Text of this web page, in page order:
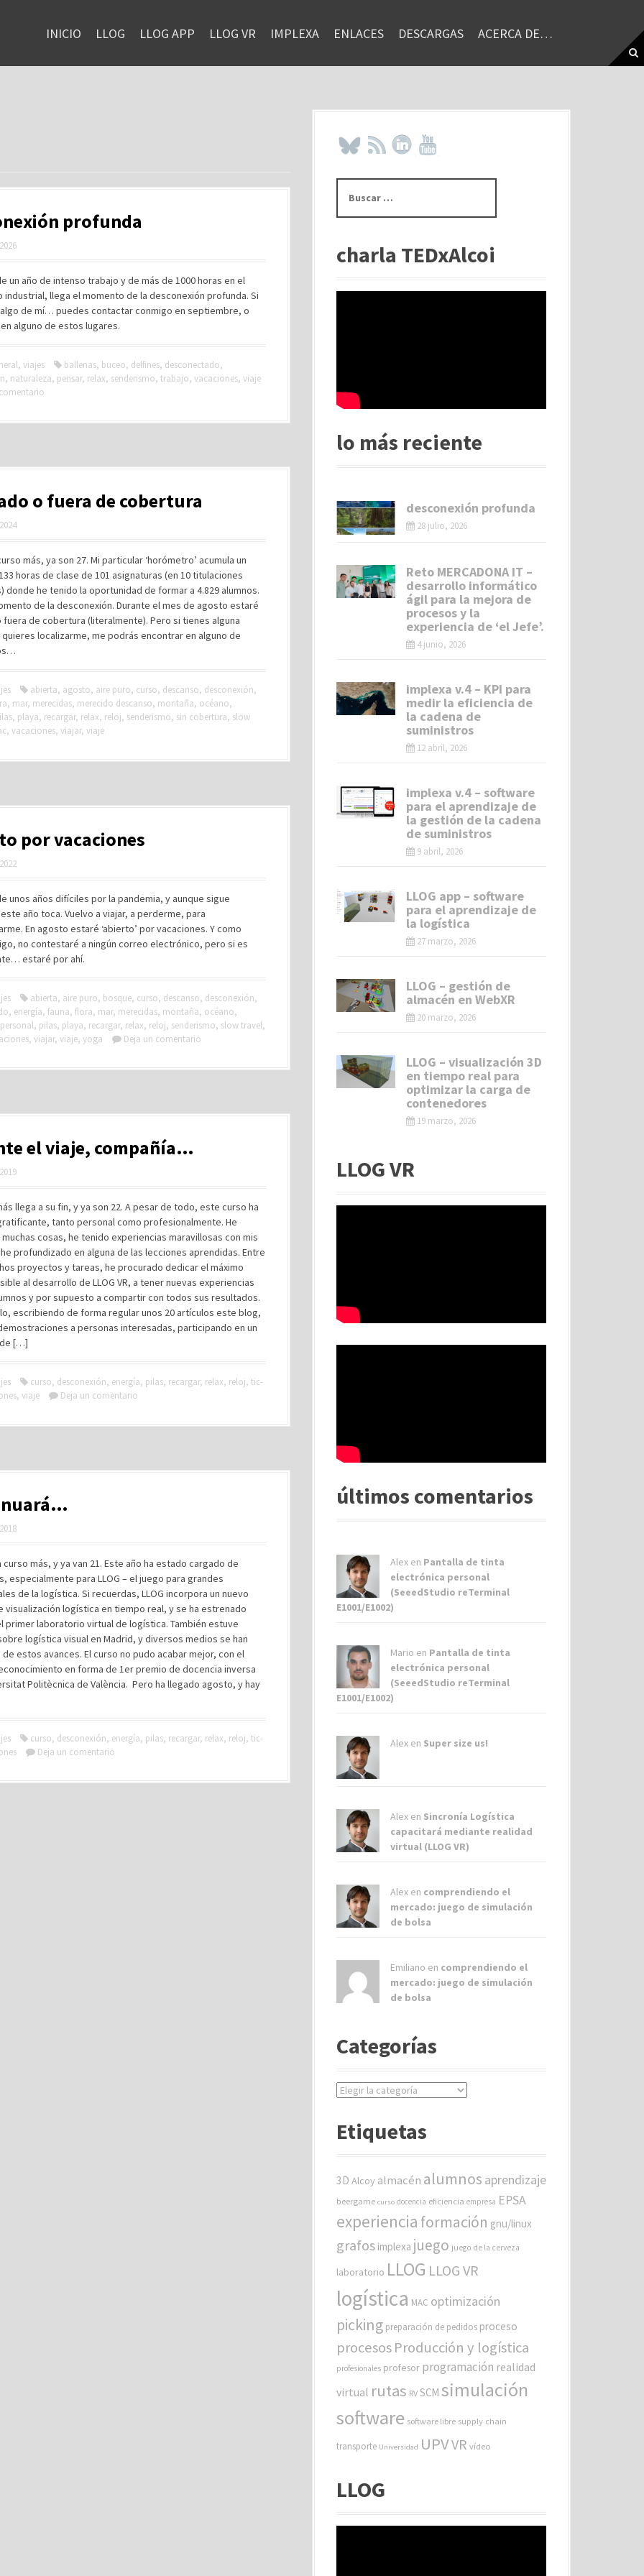
INICIO LLOG LLOG APP LLOG VR IMPLEXA ENLACES DESCARGAS ACERCA DE…
profunda
un año de intenso trabajo y de más de 1000 horas en el
industrial, llega el momento de la desconexión profunda. Si
de mí… puedes contactar conmigo en septiembre, o
alguno de estos lugares.
, viajes ballenas, buceo, delfines, desconectado,
, naturaleza, pensar, relax, senderismo, trabajo, vacaciones, viaje
o fuera de cobertura
más, ya son 27. Mi particular ‘horómetro’ acumula un
horas de clase de 101 asignaturas (en 10 titulaciones
donde he tenido la oportunidad de formar a 4.829 alumnos.
de la desconexión. Durante el mes de agosto estaré
fuera de cobertura (literalmente). Pero si tienes alguna
localizarme, me podrás encontrar en alguno de
abierta, agosto, aire puro, curso, descanso, desconexión,
, mar, merecidas, merecido descanso, montaña, océano,
, playa, recargar, relax, reloj, senderismo, sin cobertura, slow
, vacaciones, viajar, viaje
por vacaciones
unos años difíciles por la pandemia, y aunque sigue
año toca. Vuelvo a viajar, a perderme, para
En agosto estaré ‘abierto’ por vacaciones. Y como
no contestaré a ningún correo electrónico, pero si es
estaré por ahí.
abierta, aire puro, bosque, curso, descanso, desconexión,
, energía, fauna, flora, mar, merecidas, montaña, océano,
personal, pilas, playa, recargar, relax, reloj, senderismo, slow travel,
, viajar, viaje, yoga Deja un comentario
el viaje, compañía…
llega a su fin, y ya son 22. A pesar de todo, este curso ha
tanto personal como profesionalmente. He
cosas, he tenido experiencias maravillosas con mis
profundizado en alguna de las lecciones aprendidas. Entre
proyectos y tareas, he procurado dedicar el máximo
al desarrollo de LLOG VR, a tener nuevas experiencias
y por supuesto a compartir con todos sus resultados.
escribiendo de forma regular unos 20 artículos este blog,
a personas interesadas, participando en un
[…]
curso, desconexión, energía, pilas, recargar, relax, reloj, tic-
, viaje Deja un comentario
curso más, y ya van 21. Este año ha estado cargado de
especialmente para LLOG – el juego para grandes
de la logística. Si recuerdas, LLOG incorpora un nuevo
visualización logística en tiempo real, y se ha estrenado
primer laboratorio virtual de logística. También estuve
logística visual en Madrid, y diversos medios se han
estos avances. El curso no pudo acabar mejor, con el
en forma de 1er premio de docencia inversa
Politècnica de València. Pero ha llegado agosto, y hay
curso, desconexión, energía, pilas, recargar, relax, reloj, tic-
Deja un comentario
s
rcharla TEDxAlcoi
lo más reciente
desconexión profunda
28 julio, 2026
Reto MERCADONA IT –
desarrollo informático
ágil para la mejora de
procesos y la
experiencia de ‘el Jefe’.
4 junio, 2026
implexa v.4 – KPI para
medir la eficiencia de
la cadena de
suministros
12 abril, 2026
implexa v.4 – software
para el aprendizaje de
la gestión de la cadena
de suministros
9 abril, 2026
LLOG app – software
para el aprendizaje de
la logística
27 marzo, 2026
LLOG – gestión de
almacén en WebXR
20 marzo, 2026
LLOG – visualización 3D
en tiempo real para
optimizar la carga de
contenedores
19 marzo, 2026
LLOG VR
últimos comentarios
Alex en Pantalla de tinta
electrónica personal
(SeeedStudio reTerminal
E1001/E1002)
Mario en Pantalla de tinta
electrónica personal
(SeeedStudio reTerminal
E1001/E1002)
Alex en Super size us!
Alex en Sincronía Logística
capacitará mediante realidad
virtual (LLOG VR)
Alex en comprendiendo el
mercado: juego de simulación
de bolsa
Emiliano en comprendiendo el
mercado: juego de simulación
de bolsa
Categorías
C
e
r
s
Etiquetas
3D Alcoy almacén alumnos aprendizaje
beergame curso docencia eficiencia empresa EPSA
experiencia formación gnu/linux
grafos implexa juego juego de la cerveza
laboratorio LLOG LLOG VR
logística MAC optimización
picking preparación de pedidos proceso
procesosProducción y logística
profesionales profesor programación realidad
virtual rutas RV SCM simulación
software software libre supply chain
transporte Universidad UPVVR vídeo
LLOG